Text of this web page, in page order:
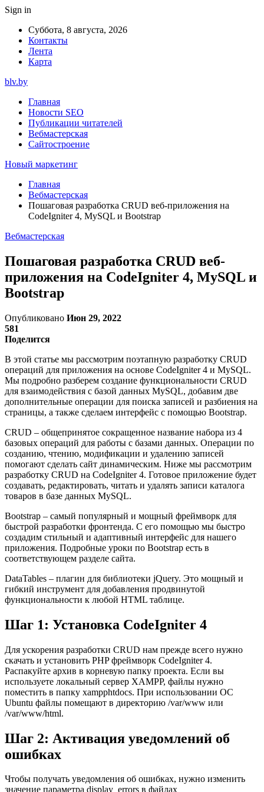
Sign in
Суббота, 8 августа, 2026
Контакты
Лента
Карта
blv.by
Главная
Новости SEO
Публикации читателей
Вебмастерская
Сайтостроение
Новый маркетинг
Главная
Вебмастерская
Пошаговая разработка CRUD веб-приложения на
CodeIgniter 4, MySQL и Bootstrap
Вебмастерская
Пошаговая разработка CRUD веб-
приложения на CodeIgniter 4, MySQL и
Bootstrap
Опубликовано Июн 29, 2022
581
Поделится
В этой статье мы рассмотрим поэтапную разработку CRUD
операций для приложения на основе CodeIgniter 4 и MySQL.
Мы подробно разберем создание функциональности CRUD
для взаимодействия с базой данных MySQL, добавим две
дополнительные операции для поиска записей и разбиения на
страницы, а также сделаем интерфейс с помощью Bootstrap.
CRUD – общепринятое сокращенное название набора из 4
базовых операций для работы с базами данных. Операции по
созданию, чтению, модификации и удалению записей
помогают сделать сайт динамическим. Ниже мы рассмотрим
разработку CRUD на CodeIgniter 4. Готовое приложение будет
создавать, редактировать, читать и удалять записи каталога
товаров в базе данных MySQL.
Bootstrap – самый популярный и мощный фреймворк для
быстрой разработки фронтенда. С его помощью мы быстро
создадим стильный и адаптивный интерфейс для нашего
приложения. Подробные уроки по Bootstrap есть в
соответствующем разделе сайта.
DataTables – плагин для библиотеки jQuery. Это мощный и
гибкий инструмент для добавления продвинутой
функциональности к любой HTML таблице.
Шаг 1: Установка CodeIgniter 4
Для ускорения разработки CRUD нам прежде всего нужно
скачать и установить PHP фреймворк CodeIgniter 4.
Распакуйте архив в корневую папку проекта. Если вы
используете локальный сервер XAMPP, файлы нужно
поместить в папку xampphtdocs. При использовании ОС
Ubuntu файлы помещают в директорию /var/www или
/var/www/html.
Шаг 2: Активация уведомлений об
ошибках
Чтобы получать уведомления об ошибках, нужно изменить
значение параметра display_errors в файлах